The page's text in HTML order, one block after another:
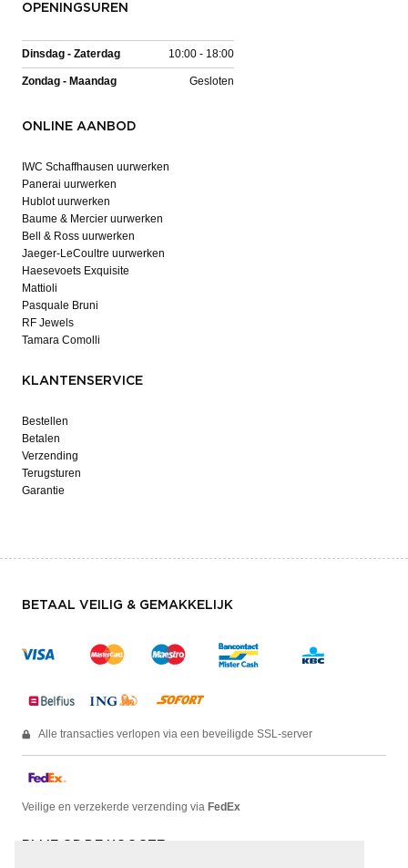
OPENINGSUREN
Dinsdag - Zaterdag 10:00 - 18:00
Zondag - Maandag Gesloten
ONLINE AANBOD
IWC Schaffhausen uurwerken
Panerai uurwerken
Hublot uurwerken
Baume & Mercier uurwerken
Bell & Ross uurwerken
Jaeger-LeCoultre uurwerken
Haesevoets Exquisite
Mattioli
Pasquale Bruni
RF Jewels
Tamara Comolli
KLANTENSERVICE
Bestellen
Betalen
Verzending
Terugsturen
Garantie
BETAAL VEILIG & GEMAKKELIJK
Alle transacties verlopen via een beveiligde SSL-server
Veilige en verzekerde verzending via FedEx
BLIJF OP DE HOOGTE